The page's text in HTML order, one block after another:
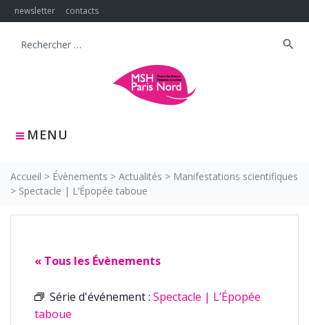
Skip
to
newsletter contacts
MENU
Search
search
Accueil > Évènements > Actualités > Manifestations scientifiques
> Spectacle | L’Épopée taboue
« Tous les Évènements
Série d'événement : Spectacle | L’Épopée
taboue